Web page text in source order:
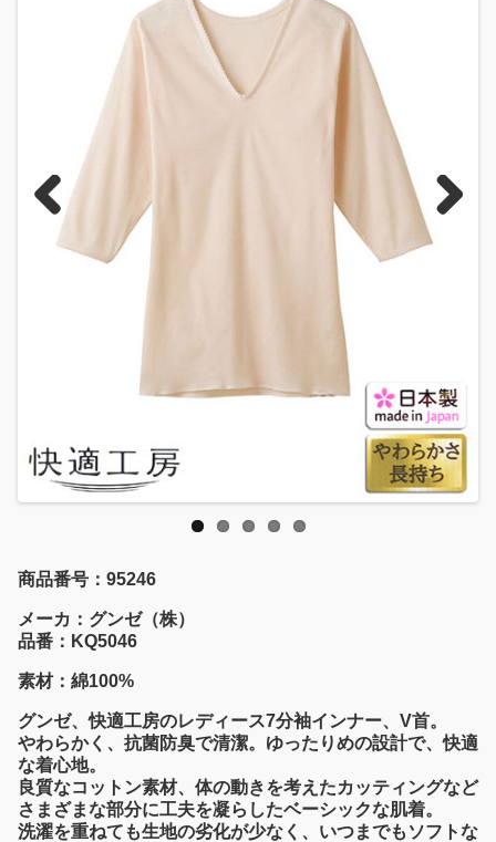
Previous Next
商品番号：95246
メーカ：グンゼ（株）
品番：KQ5046
素材：綿100%
グンゼ、快適工房のレディース7分袖インナー、V首。
やわらかく、抗菌防臭で清潔。ゆったりめの設計で、快適
な着心地。
良質なコットン素材、体の動きを考えたカッティングなど
さまざまな部分に工夫を凝らしたベーシックな肌着。
洗濯を重ねても生地の劣化が少なく、いつまでもソフトな